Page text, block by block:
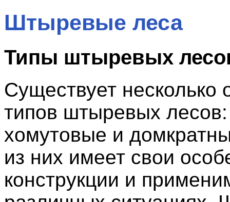
Штыревые леса
Типы штыревых
Существует несколько
типов штыревых
хомутовые и
из них имеет свои
конструкции и